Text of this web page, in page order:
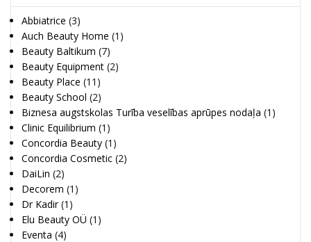
Abbiatrice (3)
Auch Beauty Home (1)
Beauty Baltikum (7)
Beauty Equipment (2)
Beauty Place (11)
Beauty School (2)
Biznesa augstskolas Turība veselības aprūpes nodaļa (1)
Clinic Equilibrium (1)
Concordia Beauty (1)
Concordia Cosmetic (2)
DaiLin (2)
Decorem (1)
Dr Kadir (1)
Elu Beauty OÜ (1)
Eventa (4)